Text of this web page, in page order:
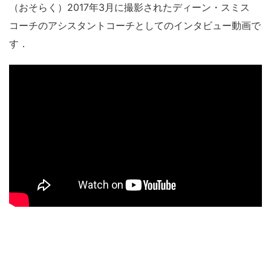
（おそらく）2017年3月に撮影されたディーン・スミス
コーチのアシスタントコーチとしてのインタビュー動画で
す．